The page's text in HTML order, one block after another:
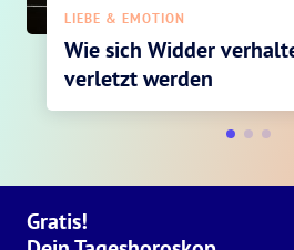
LIEBE & EMOTION
Wie sich Widder
verletzt werden
Gratis!